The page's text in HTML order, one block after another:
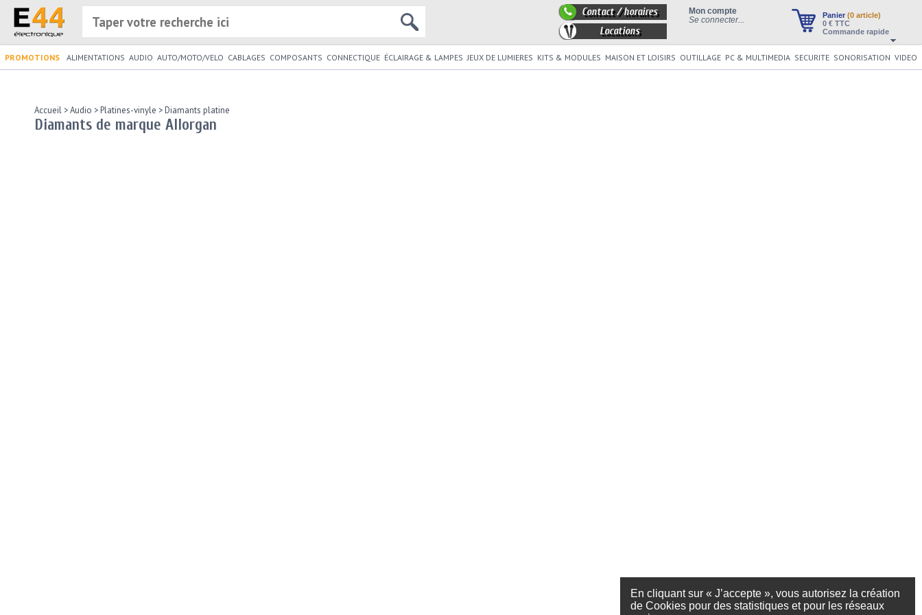
En cliquant sur « J’accepte », vous autorisez la création
de Cookies pour des statistiques et pour les réseaux
Panier (0 article)
0 € TTC
Commande rapide
Mon compte
Se connecter...
Contact / horaires
Locations
PROMOTIONS ALIMENTATIONS AUDIO AUTO/MOTO/VELO CABLAGES COMPOSANTS CONNECTIQUE ÉCLAIRAGE & LAMPES JEUX DE LUMIERES KITS & MODULES MAISON ET LOISIRS OUTILLAGE PC & MULTIMEDIA SECURITE SONORISATION VIDEO
Accueil >Audio >Platines-vinyle >Diamants platine
Diamants de marque Allorgan